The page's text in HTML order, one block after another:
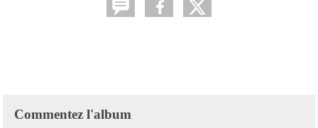
Commentez l'album